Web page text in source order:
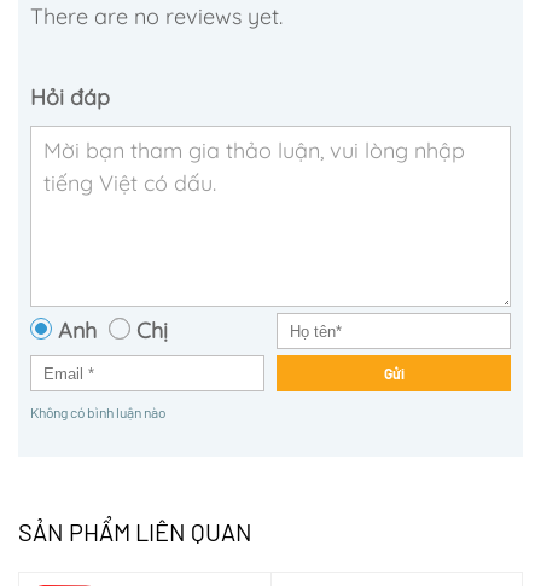
There are no reviews yet.
Hỏi đáp
Anh Chị
Gửi
Không có bình luận nào
SẢN PHẨM LIÊN QUAN